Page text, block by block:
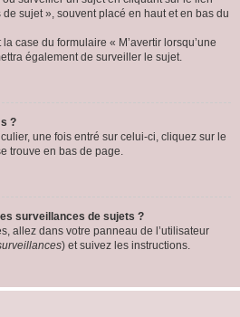
sujet », souvent placé en haut et en bas du
case du formulaire « M’avertir lorsqu’une
également de surveiller le sujet.
?
une fois entré sur celui-ci, cliquez sur le
trouve en bas de page.
surveillances de sujets ?
allez dans votre panneau de l’utilisateur
) et suivez les instructions.